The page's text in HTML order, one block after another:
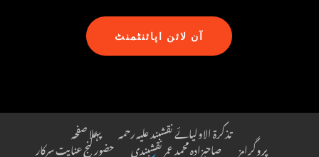
آن لائن اپائنٹمنٹ
پہلا صفحہ تذکرۃ الاولیائے نقشبند علیہ رحمہ
حضور گنجِ عنایت سرکار پروگرامز